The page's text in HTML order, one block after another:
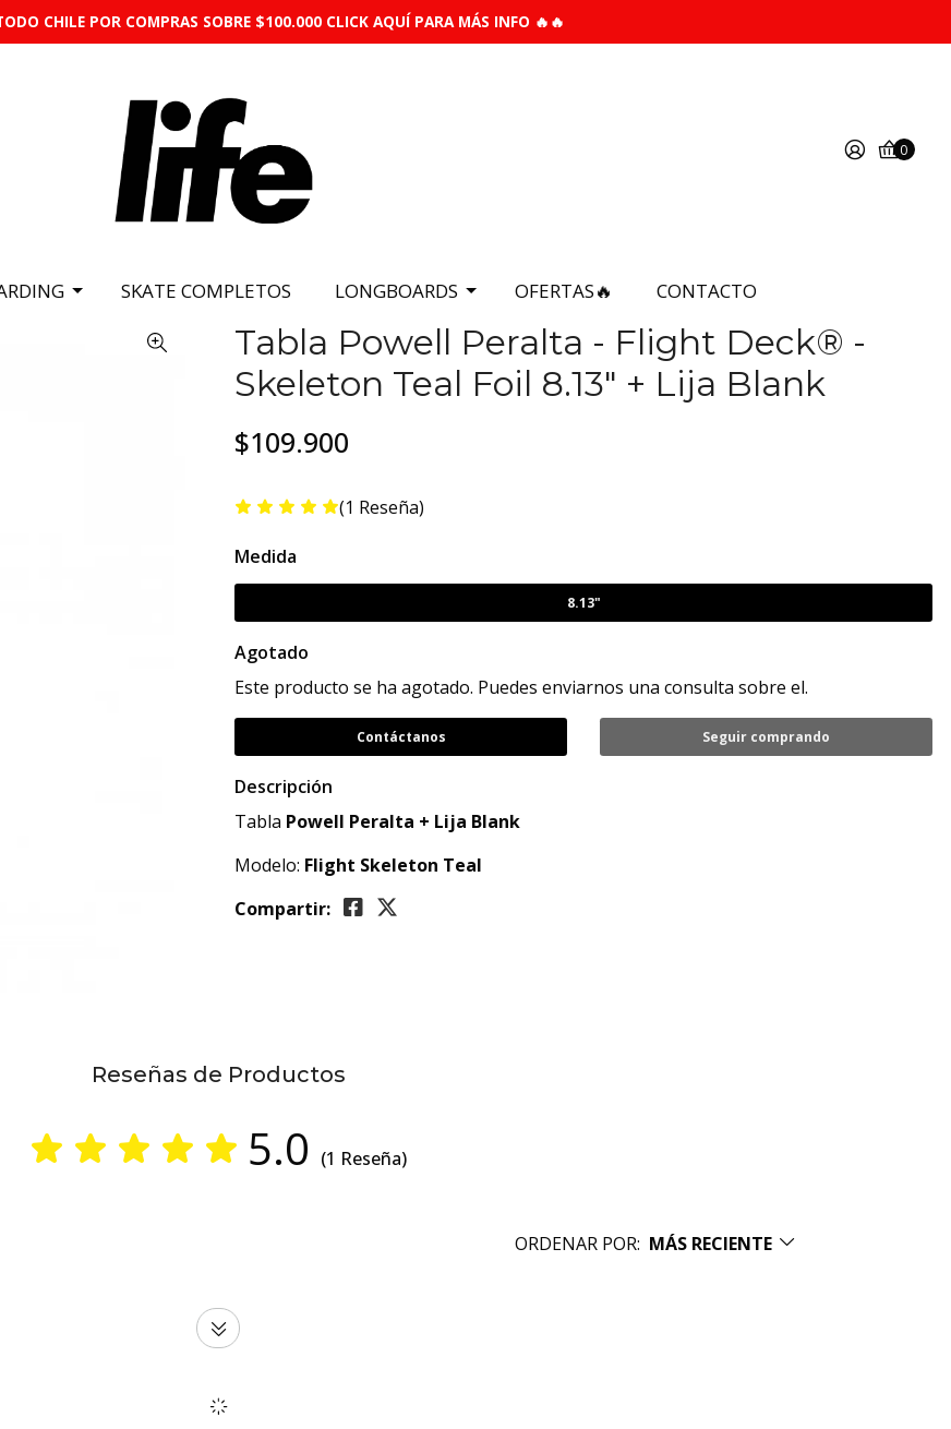
CHILE POR COMPRAS SOBRE $100.000 CLICK AQUÍ PARA MÁS INFO 🔥🔥
0
SKATE COMPLETOS LONGBOARDS OFERTAS🔥 CONTACTO
Tabla Powell Peralta - Flight Deck® -
Skeleton Teal Foil 8.13" + Lija Blank
$109.900
(1 Reseña)
Medida
8.13"
Agotado
Este producto se ha agotado. Puedes enviarnos una consulta sobre el.
Contáctanos Seguir comprando
Descripción
Tabla Powell Peralta + Lija Blank
Modelo: Flight Skeleton Teal
Compartir:
Reseñas de Productos
5.0 (1 Reseña)
ORDENAR POR: MÁS RECIENTE